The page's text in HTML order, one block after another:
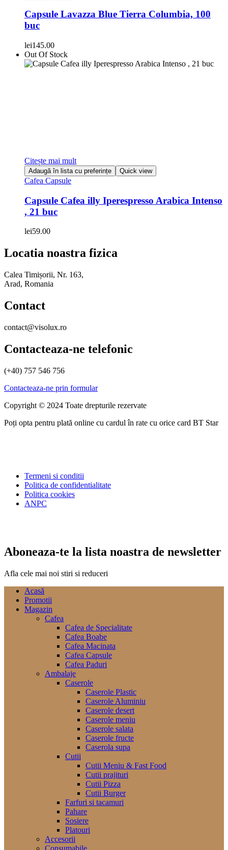
Capsule Lavazza Blue Tierra Columbia, 100
buc
lei145.00
Out Of Stock
Citește mai mult
Adaugă în lista cu preferințe Quick view
Cafea Capsule
Capsule Cafea illy Iperespresso Arabica Intenso
, 21 buc
lei59.00
Locatia noastra fizica
Calea Timișorii, Nr. 163,
Arad, Romania
Contact
contact@visolux.ro
Contacteaza-ne telefonic
(+40) 757 546 756
Contacteaza-ne prin formular
Copyright © 2024 Toate drepturile rezervate
Poți opta pentru plată online cu cardul în rate cu orice card BT Star
Termeni si conditii
Politica de confidentialitate
Politica cookies
ANPC
Aboneaza-te la lista noastra de newsletter
Afla cele mai noi stiri si reduceri
Acasă
Promotii
Magazin
Cafea
Cafea de Specialitate
Cafea Boabe
Cafea Macinata
Cafea Capsule
Cafea Paduri
Ambalaje
Caserole
Caserole Plastic
Caserole Aluminiu
Caserole desert
Caserole meniu
Caserole salata
Caserole fructe
Caserola supa
Cutii
Cutii Meniu & Fast Food
Cutii prajituri
Cutii Pizza
Cutii Burger
Farfuri si tacamuri
Pahare
Sosiere
Platouri
Accesorii
Consumabile